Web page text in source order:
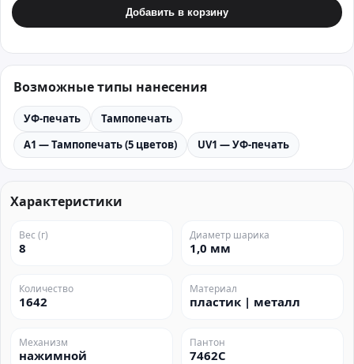
Добавить в корзину
Возможные типы нанесения
УФ-печать
Тампопечать
A1 — Тампопечать (5 цветов)
UV1 — УФ-печать
Характеристики
Вес (г)
8
Диаметр шарика
1,0 мм
Количество
1642
Материал
пластик | металл
Механизм
нажимной
Пантон
7462C